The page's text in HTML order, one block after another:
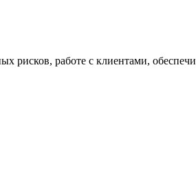
рисков, работе с клиентами,